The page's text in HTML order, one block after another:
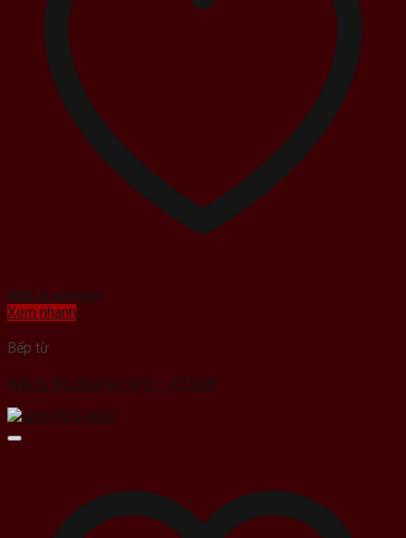
Add to wishlist
Xem nhanh
Bếp từ
Bếp từ đôi Spelier SPE – IC1088